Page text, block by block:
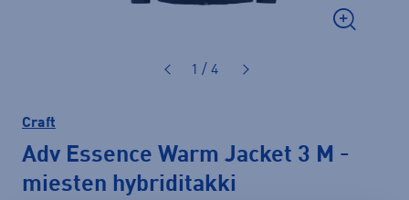
1 / 4
Craft
Adv Essence Warm Jacket 3 M -
miesten hybriditakki